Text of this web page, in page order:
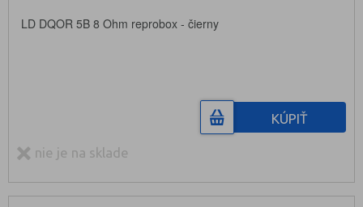
LD DQOR 5B 8 Ohm reprobox - čierny
KÚPIŤ
nie je na sklade